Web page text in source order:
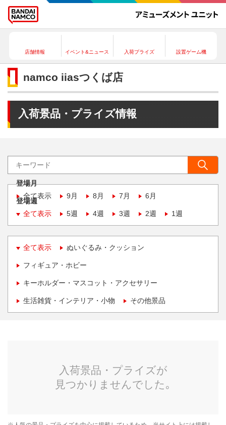
店舗情報 イベント&ニュース 入荷プライズ 設置ゲーム機
namco iiasつくば店
入荷景品・プライズ情報
登場月
全て表示
9月 8月 7月 6月
登場週
全て表示
5週 4週 3週 2週 1週
全て表示 ぬいぐるみ・クッション
フィギュア・ホビー
キーホルダー・マスコット・アクセサリー
生活雑貨・インテリア・小物 その他景品